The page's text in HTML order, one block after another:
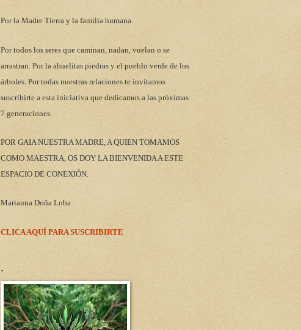
Por la Madre Tierra y la familia humana.
Por todos los seres que caminan, nadan, vuelan o se
arrastran. Por la abuelitas piedras y el pueblo verde de los
árboles. Por todas nuestras relaciones te invitamos
suscribirte a esta iniciativa que dedicamos a las próximas
7 generaciones.
POR GAIA NUESTRA MADRE, A QUIEN TOMAMOS
COMO MAESTRA, OS DOY LA BIENVENIDA A ESTE
ESPACIO DE CONEXIÓN.
Marianna Doña Loba
CLICA AQUÍ PARA SUSCRIBIRTE
.